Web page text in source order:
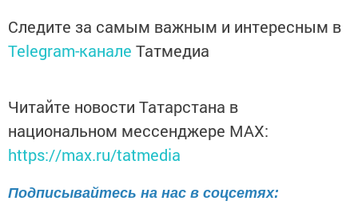
Следите за самым важным и интересным в
Telegram-канале Татмедиа
Читайте новости Татарстана в
национальном мессенджере MАХ:
https://max.ru/tatmedia
Подписывайтесь на нас в соцсетях: